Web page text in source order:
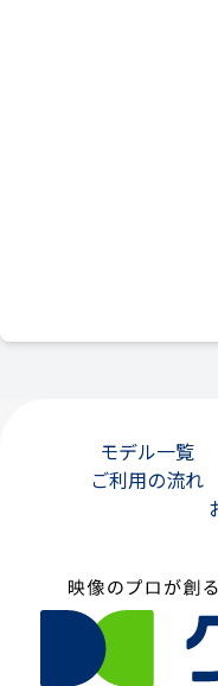
モデル一覧
ご利用の流れ